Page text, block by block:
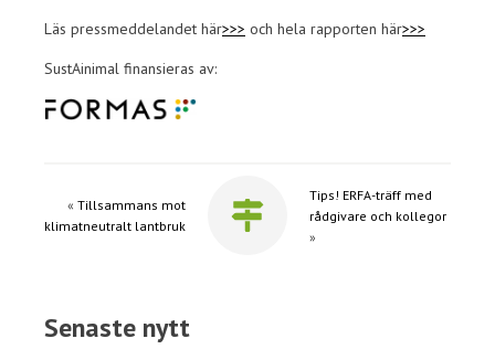
Läs pressmeddelandet här>>> och hela rapporten här>>>
SustAinimal finansieras av:
« Tillsammans mot
klimatneutralt lantbruk
Tips! ERFA-träff med
rådgivare och kollegor
»
Senaste nytt